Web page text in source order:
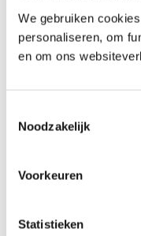
We gebruiken
personaliseren, om
en om ons
Noodzakelijk
Voorkeuren
Statistieken